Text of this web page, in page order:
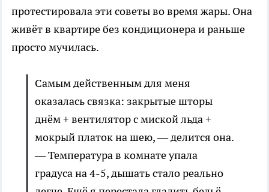
протестировала эти советы во время жары. Она
живёт в квартире без кондиционера и раньше
просто мучилась.
Самым действенным для меня
оказалась связка: закрытые шторы
днём + вентилятор с миской льда +
мокрый платок на шею, — делится она.
— Температура в комнате упала
градуса на 4-5, дышать стало реально